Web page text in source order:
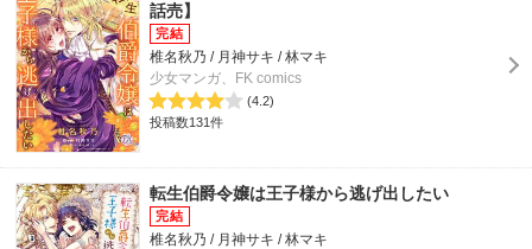
話売】
椎名秋乃 / 月神サキ / 林マキ
少女マンガ、FK comics
(4.2)
投稿数131件
転生伯爵令嬢は王子様から逃げ出したい
椎名秋乃 / 月神サキ / 林マキ